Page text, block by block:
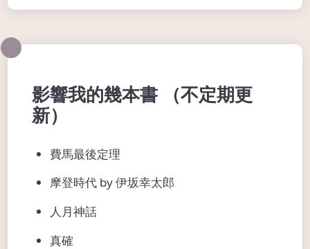
影響我的幾本書 （不定期更
新）
費馬最後定理
摩登時代 by 伊坂幸太郎
人月神話
真確